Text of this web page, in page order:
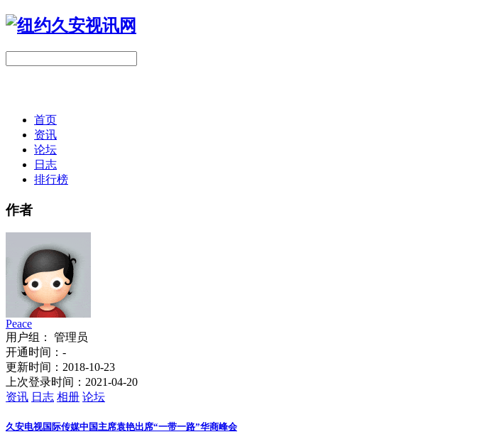
首页
资讯
论坛
日志
排行榜
作者
Peace
用户组： 管理员
开通时间：-
更新时间：2018-10-23
上次登录时间：2021-04-20
资讯 日志 相册 论坛
久安电视国际传媒中国主席袁艳出席“一带一路”华商峰会